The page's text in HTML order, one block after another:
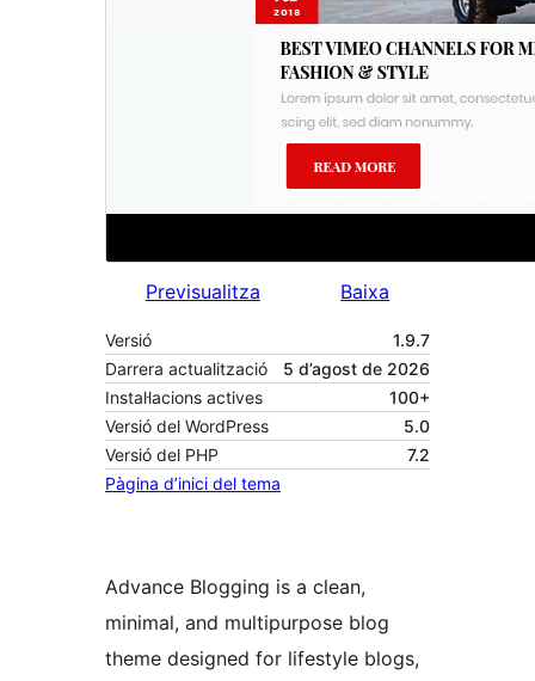
Previsualitza Baixa
Versió
1.9.7
Darrera actualització
5 d’agost de 2026
Instal·lacions actives
100+
Versió del WordPress
5.0
Versió del PHP
7.2
Pàgina d’inici del tema
Advance Blogging is a clean,
minimal, and multipurpose blog
theme designed for lifestyle blogs,